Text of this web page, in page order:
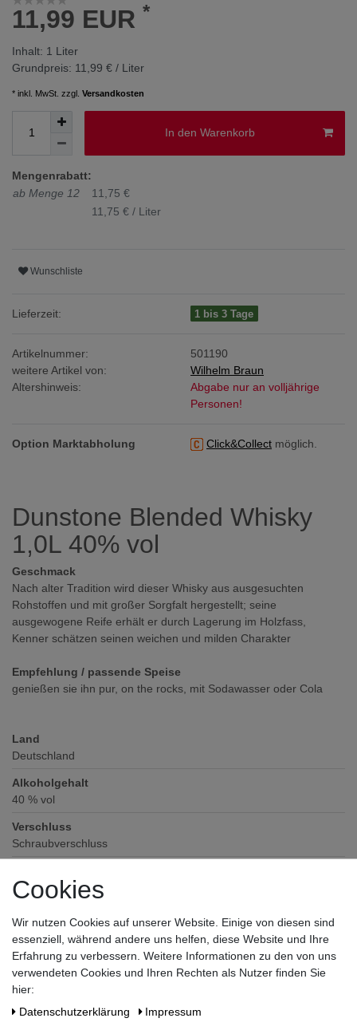
11,99 EUR *
Inhalt: 1 Liter
Grundpreis: 11,99 € / Liter
* inkl. MwSt. zzgl. Versandkosten
In den Warenkorb
Mengenrabatt:
ab Menge 12
11,75 €
11,75 € / Liter
Wunschliste
Lieferzeit: 1 bis 3 Tage
Artikelnummer:
501190
weitere Artikel von:
Wilhelm Braun
Altershinweis:
Abgabe nur an volljährige
Personen!
Option Marktabholung Click&Collect möglich.
Dunstone Blended Whisky
1,0L 40% vol
Geschmack
Nach alter Tradition wird dieser Whisky aus ausgesuchten
Rohstoffen und mit großer Sorgfalt hergestellt; seine
ausgewogene Reife erhält er durch Lagerung im Holzfass,
Kenner schätzen seinen weichen und milden Charakter
Empfehlung / passende Speise
genießen sie ihn pur, on the rocks, mit Sodawasser oder Cola
Land
Deutschland
Alkoholgehalt
40 % vol
Verschluss
Schraubverschluss
keine deklarationspflichtigen Allergene und Zusatzstoffe enthalten
Wilhelm Braun Erben GmbH & Co KG, Bachstraße 14, 53474 Bad
Neuenahr
Cookies
Wir nutzen Cookies auf unserer Website. Einige von diesen sind
essenziell, während andere uns helfen, diese Website und Ihre
Erfahrung zu verbessern. Weitere Informationen zu den von uns
verwendeten Cookies und Ihren Rechten als Nutzer finden Sie
hier:
Daten­schutz­erklärung
Impressum